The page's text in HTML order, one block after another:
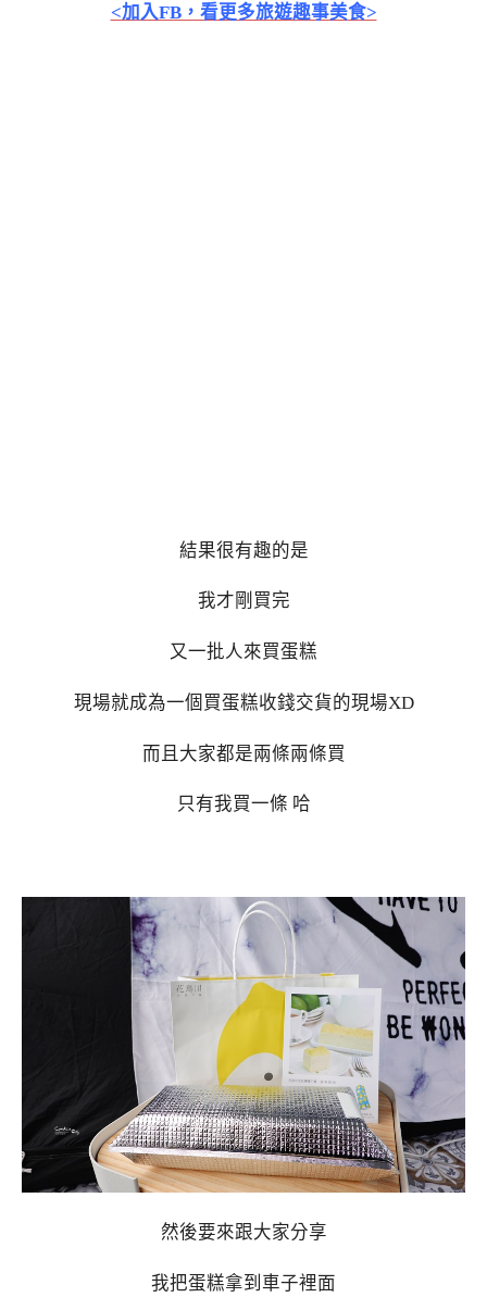
<加入FB，看更多旅遊趣事美食>
結果很有趣的是
我才剛買完
又一批人來買蛋糕
現場就成為一個買蛋糕收錢交貨的現場XD
而且大家都是兩條兩條買
只有我買一條 哈
然後要來跟大家分享
我把蛋糕拿到車子裡面